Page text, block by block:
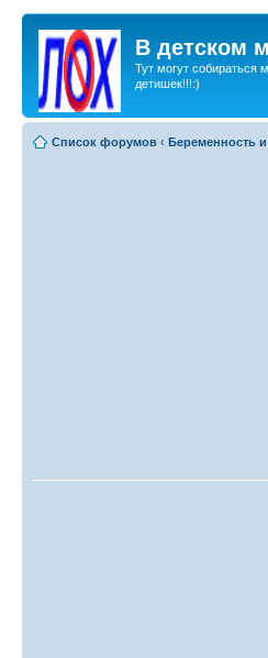
В детском
Тут могут собираться
детишек!!!:)
Список форумов ‹ Беременность